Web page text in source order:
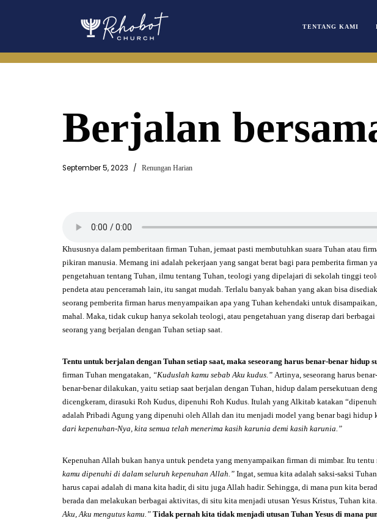
TENTANG KAMI
Berjalan
September 5, 2023 Renungan Harian
Khususnya dalam pemberitaan firman Tuhan, jemaat pasti membutuhkan suara Tuhan atau
pikiran manusia. Memang ini adalah pekerjaan yang sangat berat bagi para pemberita firman
pengetahuan tentang Tuhan, ilmu tentang Tuhan, teologi yang dipelajari di sekolah tinggi
pendeta atau penceramah lain, itu sangat mudah. Terlalu banyak bahan yang akan bisa
seorang pemberita firman harus menyampaikan apa yang Tuhan kehendaki untuk
mahal. Maka, tidak cukup hanya sekolah teologi, atau pengetahuan yang diserap dari
seorang yang berjalan dengan Tuhan setiap saat.
Tentu untuk berjalan dengan Tuhan setiap saat, maka seseorang harus benar-benar hidup
firman Tuhan mengatakan, “Kuduslah kamu sebab Aku kudus.” Artinya, seseorang harus
benar-benar dilakukan, yaitu setiap saat berjalan dengan Tuhan, hidup dalam persekutuan
dicengkeram, dirasuki Roh Kudus, dipenuhi Roh Kudus. Itulah yang Alkitab katakan
adalah Pribadi Agung yang dipenuhi oleh Allah dan itu menjadi model yang benar bagi hidup
dari kepenuhan-Nya, kita semua telah menerima kasih karunia demi kasih karunia.”
Kepenuhan Allah bukan hanya untuk pendeta yang menyampaikan firman di mimbar. Itu tentu
kamu dipenuhi di dalam seluruh kepenuhan Allah.” Ingat, semua kita adalah saksi-saksi
harus capai adalah di mana kita hadir, di situ juga Allah hadir. Sehingga, di mana pun kita
berada dan melakukan berbagai aktivitas, di situ kita menjadi utusan Yesus Kristus, Tuhan
Aku, Aku mengutus kamu.” Tidak pernah kita tidak menjadi utusan Tuhan Yesus di mana